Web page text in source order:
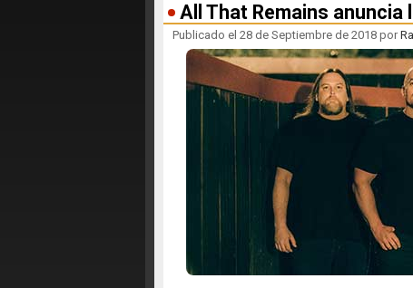
All That Remains anuncia
Publicado el 28 de Septiembre de 2018 por